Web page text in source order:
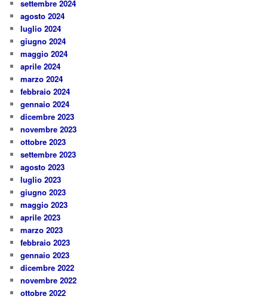
settembre 2024
agosto 2024
luglio 2024
giugno 2024
maggio 2024
aprile 2024
marzo 2024
febbraio 2024
gennaio 2024
dicembre 2023
novembre 2023
ottobre 2023
settembre 2023
agosto 2023
luglio 2023
giugno 2023
maggio 2023
aprile 2023
marzo 2023
febbraio 2023
gennaio 2023
dicembre 2022
novembre 2022
ottobre 2022